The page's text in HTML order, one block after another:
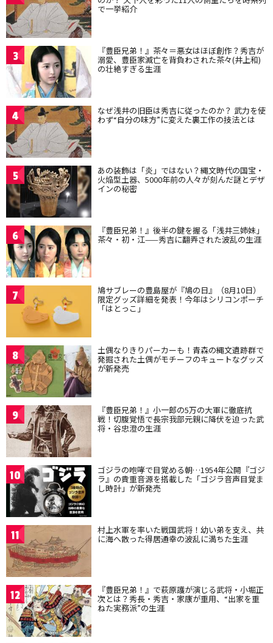
で一挙紹介
3 『豊臣兄弟！』茶々＝悪女はほぼ創作？秀吉が
溺愛、豊臣家滅亡を背負わされた茶々(井上和)
の壮絶すぎる生涯
4 なぜ浅井の旧臣は秀吉に従ったのか？ 武力を使
わず“自分の味方”に変えた裏工作の技法とは
5 あの装飾は「炎」ではない？縄文時代の国宝・
火焔型土器、5000年前の人々が刻んだ謎とデザ
インの秘密
6 『豊臣兄弟！』後半の鍵を握る「浅井三姉妹」
茶々・初・江——秀吉に翻弄された波乱の生涯
7 鳩サブレーの豊島屋が『鳩の日』（8月10日）
限定グッズ詳細を発表！今年はシリコンポーチ
「はとっこ」
8 土偶なりきりパーカーも！青森の縄文遺跡群で
発掘された土偶がモチーフのキュートなグッズ
が新発売
9 『豊臣兄弟！』小一郎の5万の大軍に徹底抗
戦！切腹覚悟で長宗我部元親に降伏を迫った武
将・谷忠澄の生涯
10 ゴジラの咆哮で目覚める朝…1954年公開『ゴジ
ラ』の貴重音源を搭載した「ゴジラ音声目覚ま
し時計」が新発売
11 村上水軍を率いた戦国武将！幼い弟を支え、共
に海へ散った得居通幸の波乱に満ちた生涯
12 『豊臣兄弟！』で萩原護が演じる武将・小堀正
次とは？秀長・秀吉・家康が重用、“出家を重
ねた実務派”の生涯